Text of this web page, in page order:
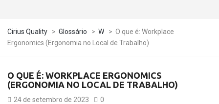
Cirius Quality > Glossário > W > O que é: Workplace
Ergonomics (Ergonomia no Local de Trabalho)
O QUE É: WORKPLACE ERGONOMICS
(ERGONOMIA NO LOCAL DE TRABALHO)
24 de setembro de 2023 0